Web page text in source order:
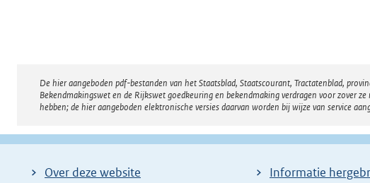
Disclaimer
De hier aangeboden pdf-bestanden van het Staatsblad, Staatscourant, Tractatenblad,
Bekendmakingswet en de Rijkswet goedkeuring en bekendmaking verdragen voor zover
hebben; de hier aangeboden elektronische versies daarvan worden bij wijze van service
Over deze website Informatie